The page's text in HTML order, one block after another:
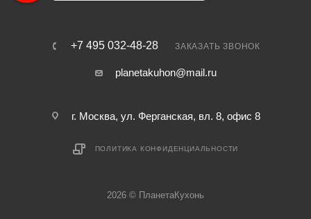
+7 495 032-48-28 ЗАКАЗАТЬ ЗВОНОК
planetakuhon@mail.ru
г. Москва, ул. Ферганская, вл. 8, офис 8
ПОЛИТИКА КОНФИДЕНЦИАЛЬНОСТИ
2026 © ПланетаКухонь